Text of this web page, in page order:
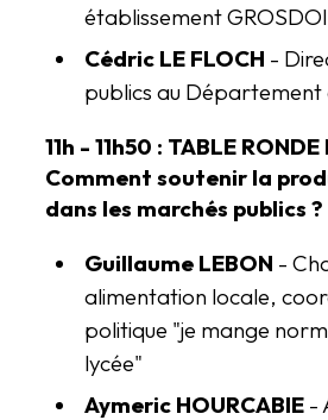
établissement
Cédric LE FLOCH -
publics au Département
11h - 11h50 : TABLE RONDE
Comment soutenir la
dans les marchés publics ?
Guillaume LEBON -
alimentation locale,
politique "je mange
lycée"
Aymeric HOURCABIE-